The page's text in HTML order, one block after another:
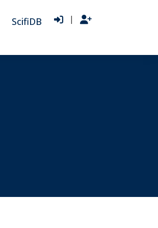
ScifiDB |